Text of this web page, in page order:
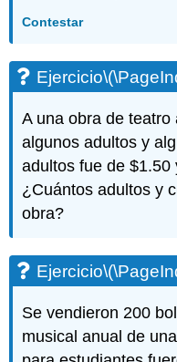
Contestar
Ejercicio
A una obra de
algunos adultos y
adultos fue de $1.50
¿Cuántos adultos y
obra?
Ejercicio
Se vendieron 200
musical anual de